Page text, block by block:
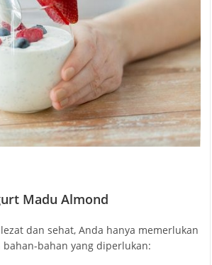
Madu Almond
dan sehat, Anda hanya memerlukan
bahan yang diperlukan: